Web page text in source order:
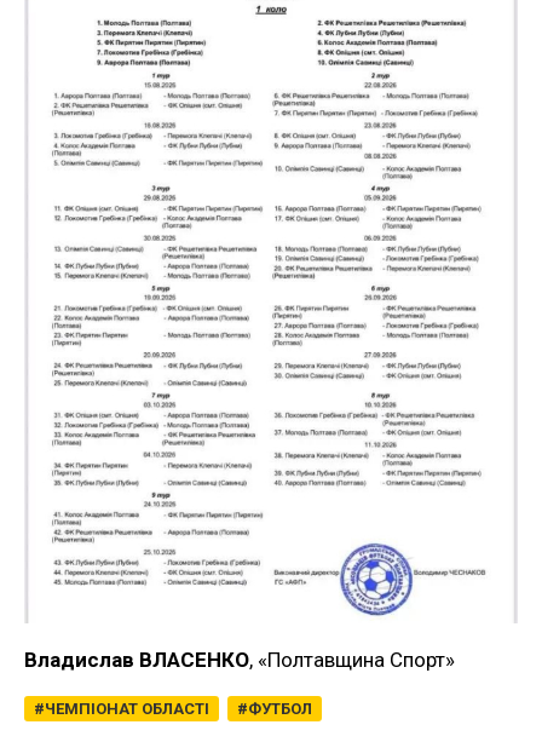
Владислав ВЛАСЕНКО, «Полтавщина Спорт»
ЧЕМПІОНАТ ОБЛАСТІ ФУТБОЛ